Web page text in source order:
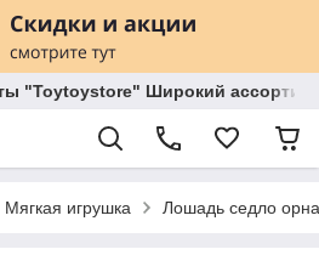
"Toytoystore" Широкий
Мягкая игрушка Лошадь седло